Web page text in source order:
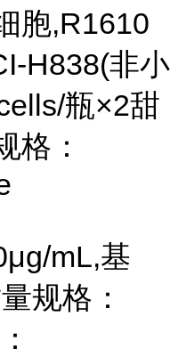
胞,R1610
H838(非小
瓶×2甜
格：
mL,基
规格：